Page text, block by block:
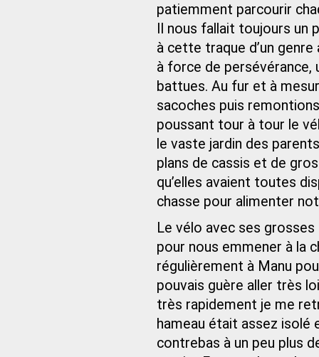
patiemment parcourir
Il nous fallait toujours un
à cette traque d’un
à force de persévérance,
battues. Au fur et à
sacoches puis
poussant tour à tour le
le vaste jardin des
plans de cassis et de
qu’elles avaient toutes
chasse pour alimenter
Le vélo avec ses
pour nous emmener à la
régulièrement à Manu
pouvais guère aller très
très rapidement je me
hameau était assez isolé
contrebas à un peu plus